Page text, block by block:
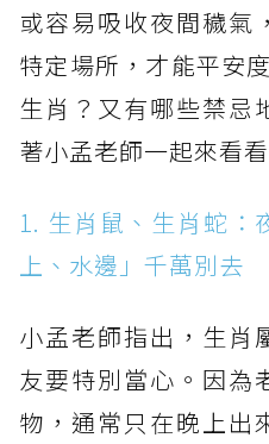
或容易吸收夜間穢氣
特定場所，才能平安
生肖？又有哪些禁忌
著小孟老師一起來看看
1. 生肖鼠、生肖蛇：
上、水邊」千萬別去
小孟老師指出，生肖
友要特別當心。因為
物，通常只在晚上出